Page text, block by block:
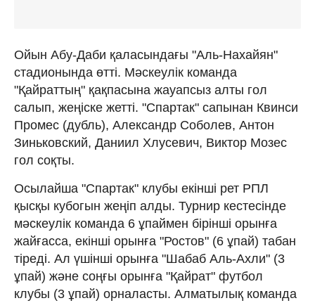
Ойын Абу-Даби қаласындағы "Аль-Нахайян"
стадионында өтті. Мәскеулік команда
"Қайраттың" қақпасына жауапсыз алты гол
салып, жеңіске жетті. "Спартак" сапынан Квинси
Промес (дубль), Александр Соболев, Антон
Зиньковский, Даниил Хлусевич, Виктор Мозес
гол соқты.
Осылайша "Спартак" клубы екінші рет РПЛ
қысқы кубогын жеңіп алды. Турнир кестесінде
мәскеулік команда 6 ұпаймен бірінші орынға
жайғасса, екінші орынға "Ростов" (6 ұпай) табан
тіреді. Ал үшінші орынға "Шабаб Аль-Ахли" (3
ұпай) және соңғы орынға "Қайрат" футбол
клубы (3 ұпай) орналасты. Алматылық команда